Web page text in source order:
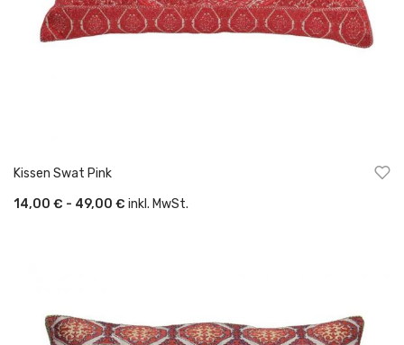
Kissen Swat Pink
14,00 € - 49,00 € inkl. MwSt.